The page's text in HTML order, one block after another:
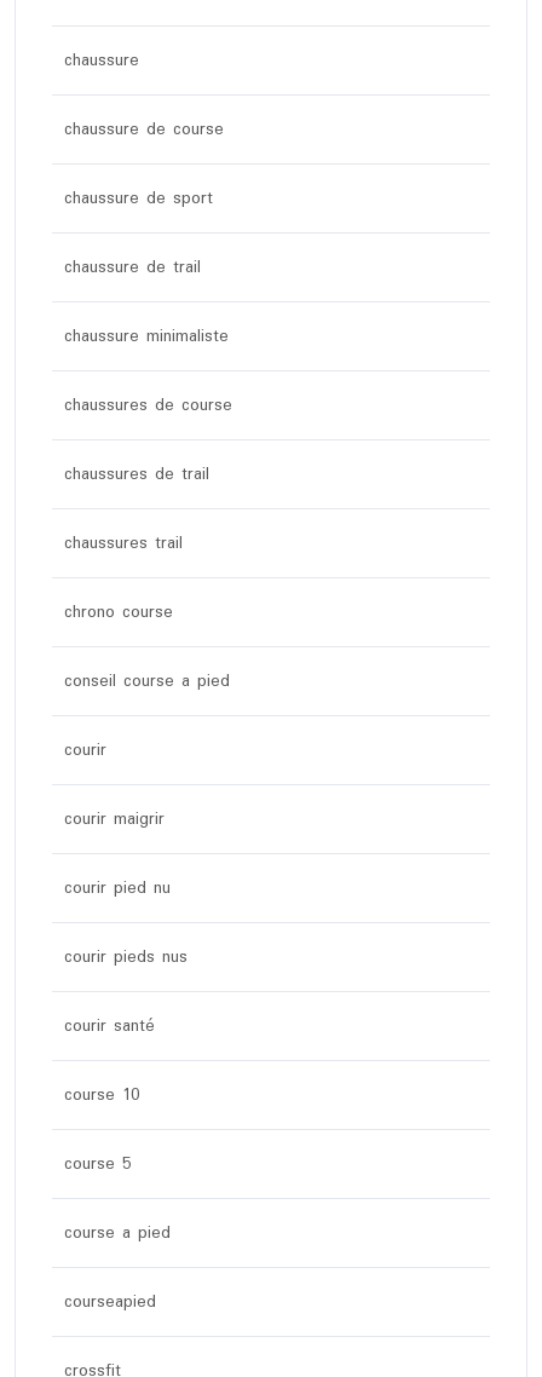
chaussure
chaussure de course
chaussure de sport
chaussure de trail
chaussure minimaliste
chaussures de course
chaussures de trail
chaussures trail
chrono course
conseil course a pied
courir
courir maigrir
courir pied nu
courir pieds nus
courir santé
course 10
course 5
course a pied
courseapied
crossfit